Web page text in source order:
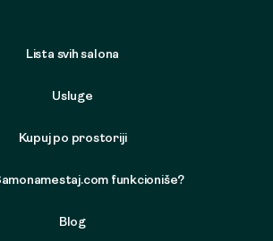
Lista svih salona
Usluge
Kupuj po prostoriji
funkcioniše?
Blog